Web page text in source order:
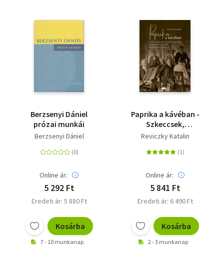
Berzsenyi Dániel
prózai munkái
Berzsenyi Dániel
Online ár:
5 292 Ft
Eredeti ár: 5 880 Ft
Kosárba
7 - 10 munkanap
Paprika a kávéban -
Szkeccsek,
anekdoták, novellák
kávéházi íróktól
Reviczky Katalin
Online ár:
5 841 Ft
Eredeti ár: 6 490 Ft
Kosárba
2 - 3 munkanap